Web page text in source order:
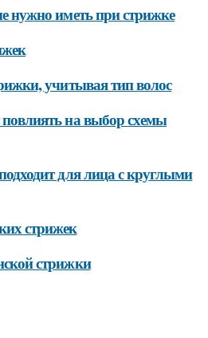
нужно иметь при стрижке
учитывая тип волос
на выбор схемы
для лица с круглыми
стрижек
стрижки